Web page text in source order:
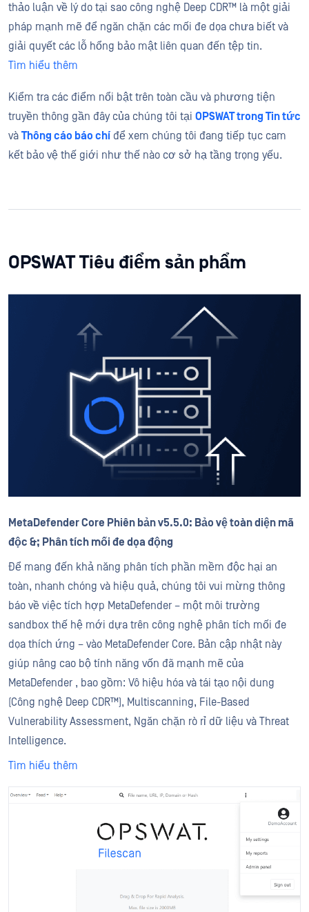
thảo luận về lý do tại sao công nghệ Deep CDR™ là một giải
pháp mạnh mẽ để ngăn chặn các mối đe dọa chưa biết và
giải quyết các lỗ hổng bảo mật liên quan đến tệp tin.
Tìm hiểu thêm
Kiểm tra các điểm nổi bật trên toàn cầu và phương tiện
truyền thông gần đây của chúng tôi tại OPSWAT trong Tin tức
và Thông cáo báo chíđể xem chúng tôi đang tiếp tục cam
kết bảo vệ thế giới như thế nào cơ sở hạ tầng trọng yếu.
OPSWAT Tiêu điểm sản phẩm
MetaDefender Core Phiên bản v5.5.0: Bảo vệ toàn diện mã
độc &; Phân tích mối đe dọa động
Để mang đến khả năng phân tích phần mềm độc hại an
toàn, nhanh chóng và hiệu quả, chúng tôi vui mừng thông
báo về việc tích hợp MetaDefender – một môi trường
sandbox thế hệ mới dựa trên công nghệ phân tích mối đe
dọa thích ứng – vào MetaDefender Core. Bản cập nhật này
giúp nâng cao bộ tính năng vốn đã mạnh mẽ của
MetaDefender , bao gồm: Vô hiệu hóa và tái tạo nội dung
(Công nghệ Deep CDR™), Multiscanning, File-Based
Vulnerability Assessment, Ngăn chặn rò rỉ dữ liệu và Threat
Intelligence.
Tìm hiểu thêm